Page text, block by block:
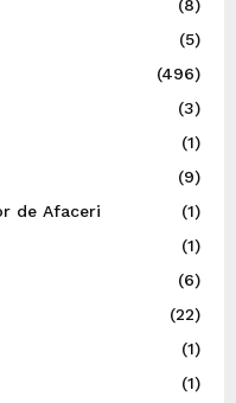
(8)
(5)
(496)
(3)
(1)
(9)
de Afaceri
(1)
(1)
(6)
(22)
(1)
(1)